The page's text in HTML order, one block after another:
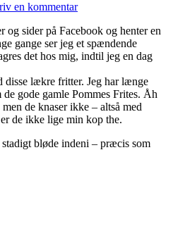
en kommentar
og sider på Facebook og henter en
gange ser jeg et spændende
det hos mig, indtil jeg en dag
disse lækre fritter. Jeg har længe
gode gamle Pommes Frites. Åh
de knaser ikke – altså med
de ikke lige min kop the.
bløde indeni – præcis som